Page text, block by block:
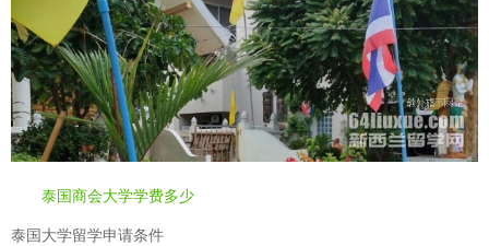
泰国商会大学学费多少
泰国大学留学申请条件